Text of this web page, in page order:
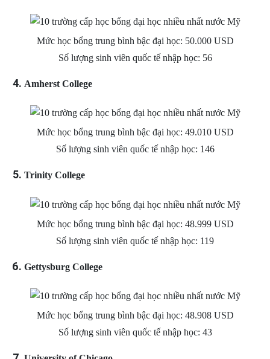
Mức học bổng trung bình bậc đại học: 50.000 USD
Số lượng sinh viên quốc tế nhập học: 56
Amherst College
Mức học bổng trung bình bậc đại học: 49.010 USD
Số lượng sinh viên quốc tế nhập học: 146
Trinity College
Mức học bổng trung bình bậc đại học: 48.999 USD
Số lượng sinh viên quốc tế nhập học: 119
Gettysburg College
Mức học bổng trung bình bậc đại học: 48.908 USD
Số lượng sinh viên quốc tế nhập học: 43